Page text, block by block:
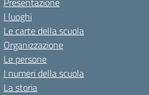
I luoghi
Le carte della scuola
Organizzazione
Le persone
I numeri della scuola
La storia